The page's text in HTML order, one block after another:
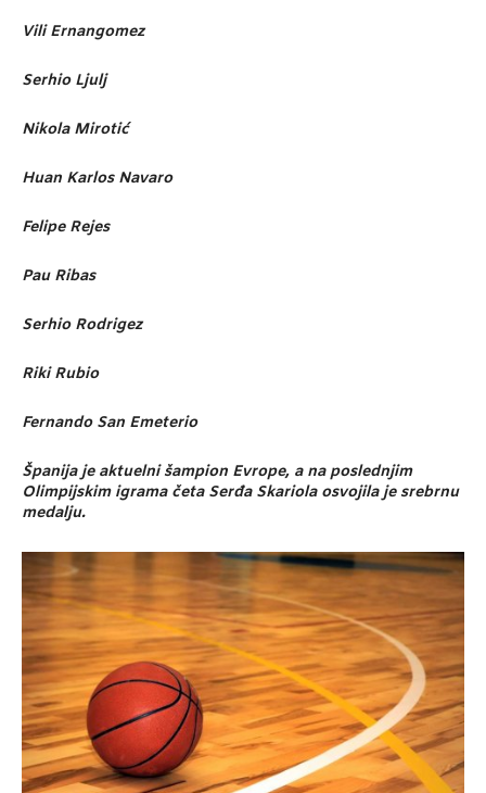
Vili Ernangomez
Serhio Ljulj
Nikola Mirotić
Huan Karlos Navaro
Felipe Rejes
Pau Ribas
Serhio Rodrigez
Riki Rubio
Fernando San Emeterio
Španija je aktuelni šampion Evrope, a na poslednjim
Olimpijskim igrama četa Serđa Skariola osvojila je srebrnu
medalju.